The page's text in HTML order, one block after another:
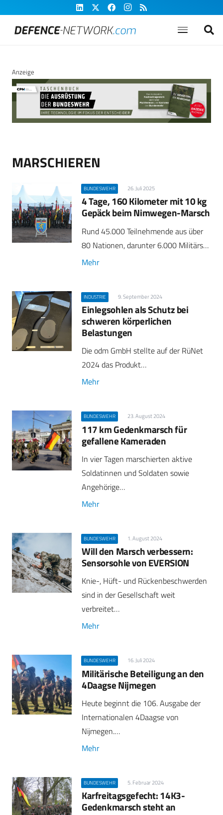
Anzeige
MARSCHIEREN
BUNDESWEHR 26. Juli 2025
4 Tage, 160 Kilometer mit 10 kg
Gepäck beim Nimwegen-Marsch
Rund 45.000 Teilnehmende aus über
80 Nationen, darunter 6.000 Militärs…
Mehr
INDUSTRIE 9. September 2024
Einlegsohlen als Schutz bei
schweren körperlichen
Belastungen
Die odm GmbH stellte auf der RüNet
2024 das Produkt…
Mehr
BUNDESWEHR 23. August 2024
117 km Gedenkmarsch für
gefallene Kameraden
In vier Tagen marschierten aktive
Soldatinnen und Soldaten sowie
Angehörige…
Mehr
BUNDESWEHR 1. August 2024
Will den Marsch verbessern:
Sensorsohle von EVERSION
Knie-, Hüft- und Rückenbeschwerden
sind in der Gesellschaft weit
verbreitet…
Mehr
BUNDESWEHR 16. Juli 2024
Militärische Beteiligung an den
4Daagse Nijmegen
Heute beginnt die 106. Ausgabe der
Internationalen 4Daagse von
Nijmegen.…
Mehr
BUNDESWEHR 5. Februar 2024
Karfreitagsgefecht: 14K3-
Gedenkmarsch steht an